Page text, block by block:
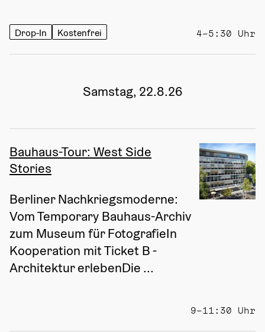
Drop-In Kostenfrei 4–5:30 Uhr
Samstag, 22.8.26
Bauhaus-Tour: West Side
Stories
Berliner Nachkriegsmoderne:
Vom Temporary Bauhaus-Archiv
zum Museum für FotografieIn
Kooperation mit Ticket B -
Architektur erlebenDie ...
9–11:30 Uhr